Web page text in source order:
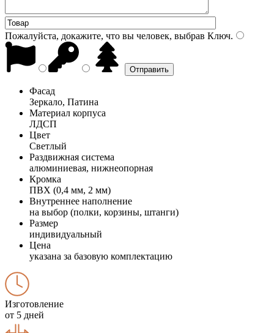
Пожалуйста, докажите, что вы человек, выбрав Ключ.
Фасад
Зеркало, Патина
Материал корпуса
ЛДСП
Цвет
Светлый
Раздвижная система
алюминиевая, нижнеопорная
Кромка
ПВХ (0,4 мм, 2 мм)
Внутреннее наполнение
на выбор (полки, корзины, штанги)
Размер
индивидуальный
Цена
указана за базовую комплектацию
Изготовление
от 5 дней